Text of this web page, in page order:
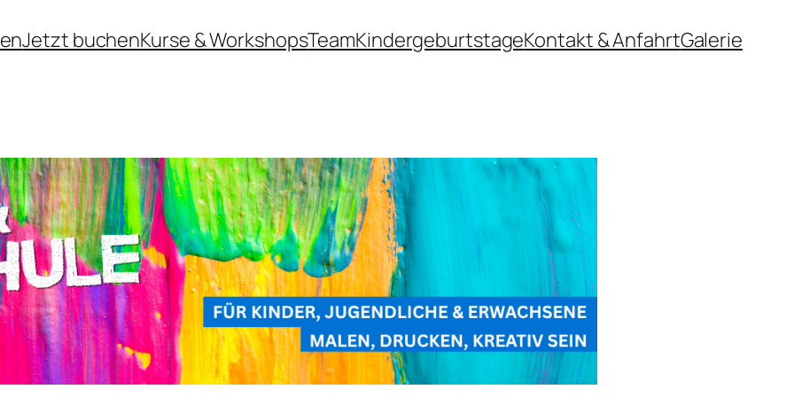
Jetzt buchenKurse & WorkshopsTeamKindergeburtstageKontakt & AnfahrtGalerie